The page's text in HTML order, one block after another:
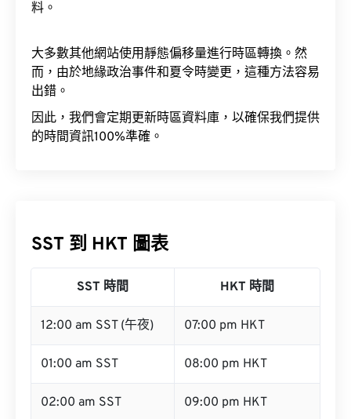
料。
大多數其他網站使用靜態偏移量進行時區轉換。然
而，由於地緣政治事件和夏令時變更，這種方法容易
出錯。
因此，我們會定期更新時區資料庫，以確保我們提供
的時間資訊100%準確。
SST 到 HKT 圖表
SST 時間 HKT 時間
12:00 am SST (午夜) 07:00 pm HKT
01:00 am SST 08:00 pm HKT
02:00 am SST 09:00 pm HKT